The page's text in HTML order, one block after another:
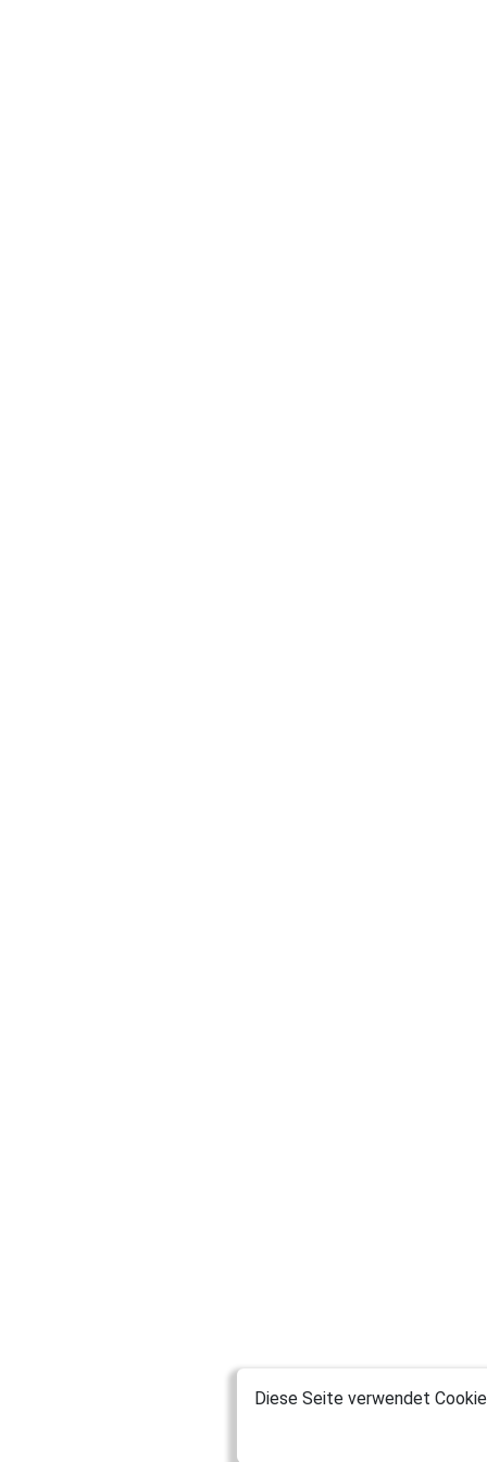
Diese Seite verwendet